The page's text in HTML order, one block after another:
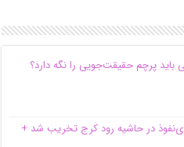
پرچم حقیقت‌جویی را نگه دارد؟
در حاشیه‌ رود کرج تخریب شد +